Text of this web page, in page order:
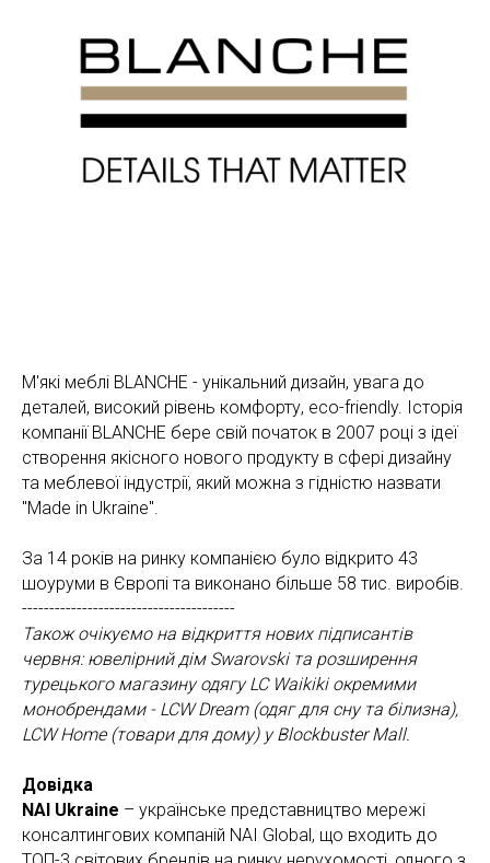
М'які меблі BLANCHE - унікальний дизайн, увага до
деталей, високий рівень комфорту, eco-friendly. Історія
компанії BLANCHE бере свій початок в 2007 році з ідеї
створення якісного нового продукту в сфері дизайну
та меблевої індустрії, який можна з гідністю назвати
"Made in Ukraine".
За 14 років на ринку компанією було відкрито 43
шоуруми в Європі та виконано більше 58 тис. виробів.
---------------------------------------
Також очікуємо на відкриття нових підписантів
червня: ювелірний дім Swarovski та розширення
турецького магазину одягу LC Waikiki окремими
монобрендами - LCW Dream (одяг для сну та білизна),
LCW Home (товари для дому) у Blockbuster Mall.
Довідка
NAI Ukraine – українське представництво мережі
консалтингових компаній NAI Global, що входить до